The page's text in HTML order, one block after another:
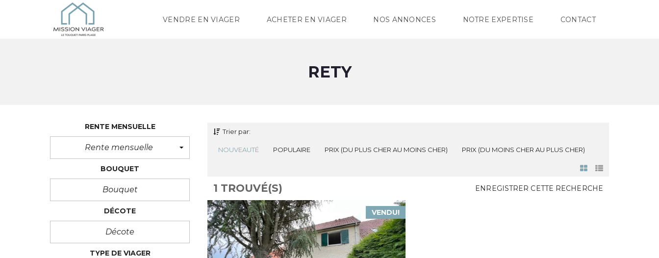
VENDRE EN VIAGER ACHETER EN VIAGER NOS ANNONCES NOTRE EXPERTISE CONTACT
RETY
RENTE MENSUELLE
Rente mensuelle
BOUQUET
DÉCOTE
TYPE DE VIAGER
Trier par:
NOUVEAUTÉ POPULAIRE PRIX (DU PLUS CHER AU MOINS CHER) PRIX (DU MOINS CHER AU PLUS CHER)
ENREGISTRER CETTE RECHERCHE
1 TROUVÉ(S)
VENDU!